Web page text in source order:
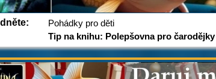
Pohádky pro děti
Tip na knihu: Polepšovna pro čarodějky